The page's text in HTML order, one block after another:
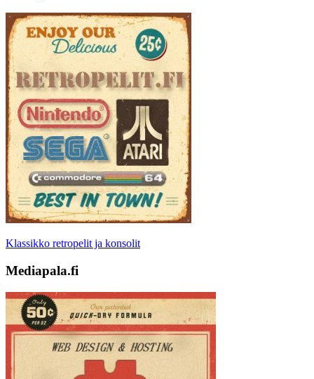
Klassikko retropelit ja konsolit
Mediapala.fi